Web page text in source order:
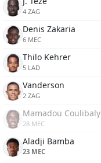
4 ZAG
Denis Zakaria
6 MEC
Thilo Kehrer
5 LAD
Vanderson
2 ZAG
Mamadou Coulibaly
28 MEC
Aladji Bamba
23 MEC